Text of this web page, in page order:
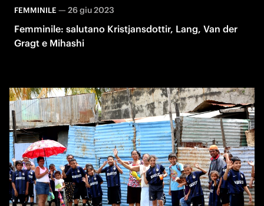
FEMMINILE— 26 giu 2023
Femminile: salutano Kristjansdottir, Lang, Van der
Gragt e Mihashi